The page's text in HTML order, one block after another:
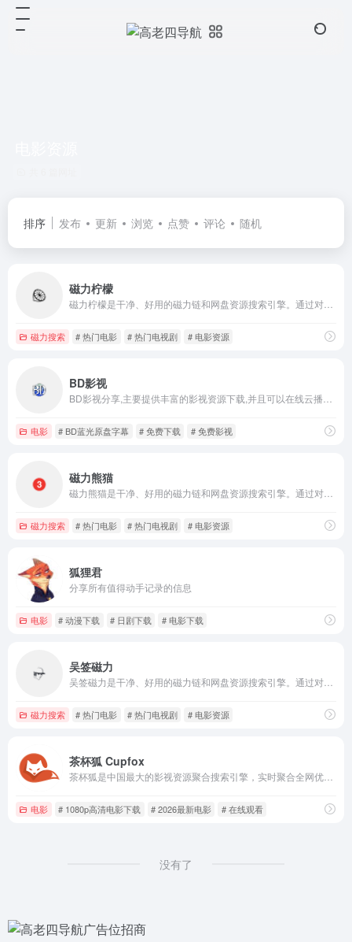
排序 发布 更新 浏览 点赞 评论 随机
磁力柠檬
磁力搜索 # 热门电影 # 热门电视剧 # 电影资源
BD影视
电影 # BD蓝光原盘字幕 # 免费下载 # 免费影视
磁力熊猫
磁力搜索 # 热门电影 # 热门电视剧 # 电影资源
狐狸君
分享所有值得动手记录的信息
电影 # 动漫下载 # 日剧下载 # 电影下载
吴签磁力
磁力搜索 # 热门电影 # 热门电视剧 # 电影资源
茶杯狐 Cupfox
电影 # 1080p高清电影下载 # 2026最新电影 # 在线观看
没有了